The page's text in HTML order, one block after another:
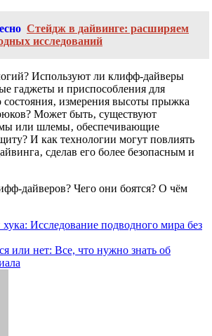
Стейдж в дайвинге: расширяем
исследований
Используют ли клифф-дайверы
гаджеты и приспособления для
состояния‚ измерения высоты прыжка
Может быть‚ существуют
или шлемы‚ обеспечивающие
И как технологии могут повлиять
сделав его более безопасным и
дайверов? Чего они боятся? О чём
Исследование подводного мира без
или нет: Все, что нужно знать об